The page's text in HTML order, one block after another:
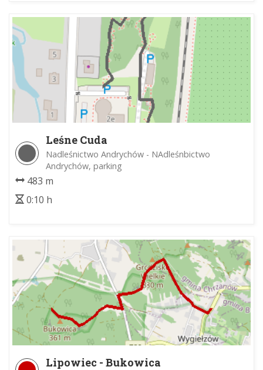
Leśne Cuda
Nadleśnictwo Andrychów - NAdleśnbictwo
Andrychów, parking
483 m
0:10 h
Lipowiec - Bukowica